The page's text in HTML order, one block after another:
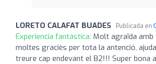
LORETO CALAFAT BUADES Publicada en
Experiencia fantástica: Molt agraïda amb
moltes graciès per tota la antenció,
treure cap endevant el B2!!! Super bona